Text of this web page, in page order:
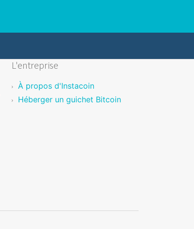
L'entreprise
À propos d'Instacoin
Héberger un guichet Bitcoin